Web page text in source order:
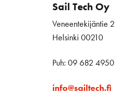
Sail Tech Oy
Veneentekijäntie 2
Helsinki 00210
Puh: 09 682 4950
info@sailtech.fi